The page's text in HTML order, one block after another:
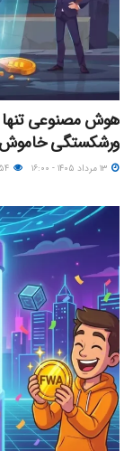
هوش مصنوعی تنها
ورشکستگی